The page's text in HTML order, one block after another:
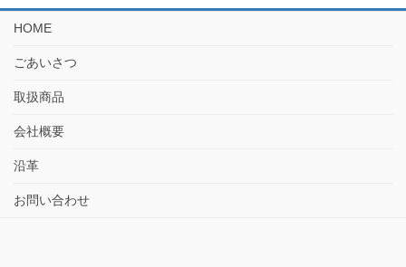
HOME
ごあいさつ
取扱商品
会社概要
沿革
お問い合わせ